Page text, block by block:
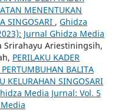
MENENTUKAN
SINGOSARI , Ghidza
Jurnal Ghidza Media
Srirahayu Ariestiningsih,
PERILAKU KADER
BALITA
KELURAHAN SINGOSARI
Media Jurnal: Vol. 5